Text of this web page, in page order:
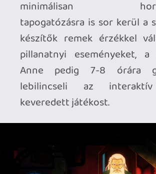
Hihetetlenül gondosan összerakott
indie dömpingben egyáltalán nem tűnik
ki képeivel, videóival. A látványos stílus
ugyanis nem elég már 2018-ban ahhoz,